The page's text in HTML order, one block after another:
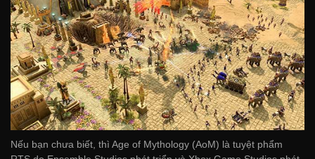
Nếu bạn chưa biết, thì Age of Mythology (AoM) là tuyệt phẩm